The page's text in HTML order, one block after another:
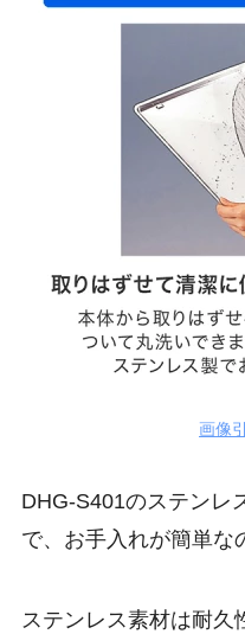
画像
DHG-S401のステンレ
で、お手入れが簡単な
ステンレス素材は耐久